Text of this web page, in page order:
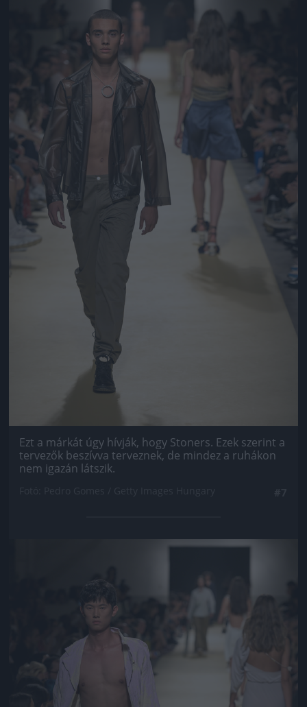
Jön még kép!
Ezt a márkát úgy hívják, hogy Stoners. Ezek szerint a
tervezők beszívva terveznek, de mindez a ruhákon
nem igazán látszik.